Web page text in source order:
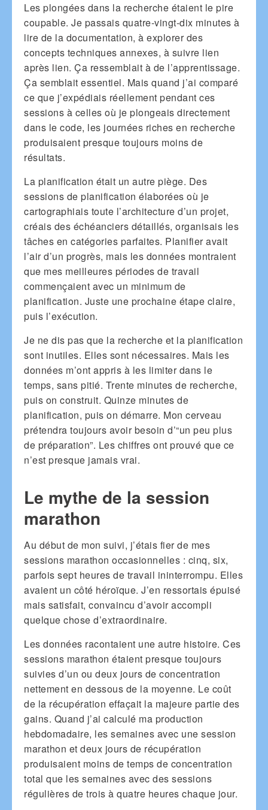
Les plongées dans la recherche étaient le pire
coupable. Je passais quatre-vingt-dix minutes à
lire de la documentation, à explorer des
concepts techniques annexes, à suivre lien
après lien. Ça ressemblait à de l’apprentissage.
Ça semblait essentiel. Mais quand j’ai comparé
ce que j’expédiais réellement pendant ces
sessions à celles où je plongeais directement
dans le code, les journées riches en recherche
produisaient presque toujours moins de
résultats.
La planification était un autre piège. Des
sessions de planification élaborées où je
cartographiais toute l’architecture d’un projet,
créais des échéanciers détaillés, organisais les
tâches en catégories parfaites. Planifier avait
l’air d’un progrès, mais les données montraient
que mes meilleures périodes de travail
commençaient avec un minimum de
planification. Juste une prochaine étape claire,
puis l’exécution.
Je ne dis pas que la recherche et la planification
sont inutiles. Elles sont nécessaires. Mais les
données m’ont appris à les limiter dans le
temps, sans pitié. Trente minutes de recherche,
puis on construit. Quinze minutes de
planification, puis on démarre. Mon cerveau
prétendra toujours avoir besoin d’“un peu plus
de préparation”. Les chiffres ont prouvé que ce
n’est presque jamais vrai.
Le mythe de la session
marathon
Au début de mon suivi, j’étais fier de mes
sessions marathon occasionnelles : cinq, six,
parfois sept heures de travail ininterrompu. Elles
avaient un côté héroïque. J’en ressortais épuisé
mais satisfait, convaincu d’avoir accompli
quelque chose d’extraordinaire.
Les données racontaient une autre histoire. Ces
sessions marathon étaient presque toujours
suivies d’un ou deux jours de concentration
nettement en dessous de la moyenne. Le coût
de la récupération effaçait la majeure partie des
gains. Quand j’ai calculé ma production
hebdomadaire, les semaines avec une session
marathon et deux jours de récupération
produisaient moins de temps de concentration
total que les semaines avec des sessions
régulières de trois à quatre heures chaque jour.